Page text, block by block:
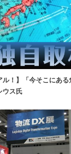
ル！】「今そこにあ
ウス氏